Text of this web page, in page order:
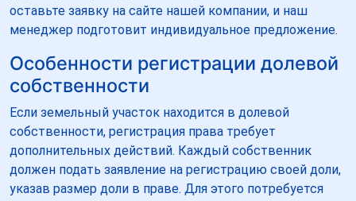
оставьте заявку на сайте нашей компании, и наш
менеджер подготовит индивидуальное предложение.
Особенности регистрации долевой
собственности
Если земельный участок находится в долевой
собственности, регистрация права требует
дополнительных действий. Каждый собственник
должен подать заявление на регистрацию своей доли,
указав размер доли в праве. Для этого потребуется